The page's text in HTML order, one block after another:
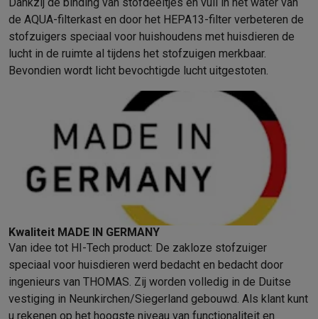
de AQUA-filterkast en door het HEPA13-filter verbeteren de
stofzuigers speciaal voor huishoudens met huisdieren de
lucht in de ruimte al tijdens het stofzuigen merkbaar.
Bevondien wordt licht bevochtigde lucht uitgestoten.
Kwaliteit MADE IN GERMANY
Van idee tot HI-Tech product: De zakloze stofzuiger
speciaal voor huisdieren werd bedacht en bedacht door
ingenieurs van THOMAS. Zij worden volledig in de Duitse
vestiging in Neunkirchen/Siegerland gebouwd. Als klant kunt
u rekenen op het hoogste niveau van functionaliteit en